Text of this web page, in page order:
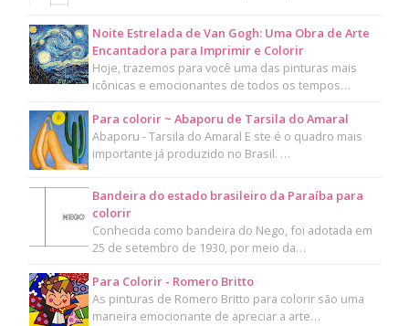
Noite Estrelada de Van Gogh: Uma Obra de Arte
Encantadora para Imprimir e Colorir
Hoje, trazemos para você uma das pinturas mais
icônicas e emocionantes de todos os tempos…
Para colorir ~ Abaporu de Tarsila do Amaral
Abaporu - Tarsila do Amaral E ste é o quadro mais
importante já produzido no Brasil. …
Bandeira do estado brasileiro da Paraíba para
colorir
Conhecida como bandeira do Nego, foi adotada em
25 de setembro de 1930, por meio da…
Para Colorir - Romero Britto
As pinturas de Romero Britto para colorir são uma
maneira emocionante de apreciar a arte…